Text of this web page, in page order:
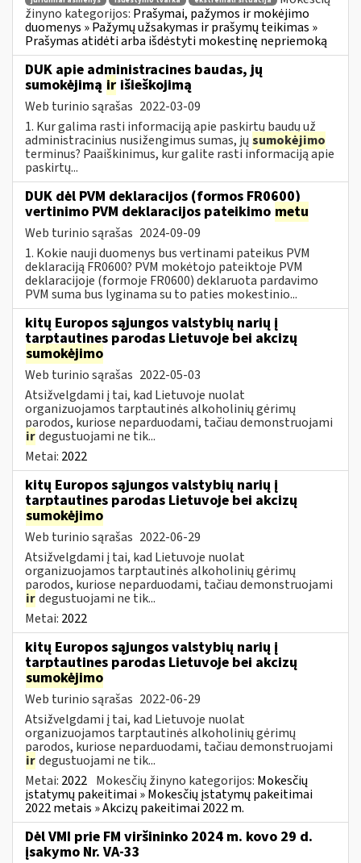
žinyno kategorijos: Prašymai, pažymos ir mokėjimo
duomenys » Pažymų užsakymas ir prašymų teikimas »
Prašymas atidėti arba išdėstyti mokestinę nepriemoką
DUK apie administracines baudas, jų
sumokėjimą ir išieškojimą
Web turinio sąrašas 2022-03-09
1. Kur galima rasti informaciją apie paskirtų baudų už
administracinius nusižengimus sumas, jų sumokėjimo
terminus? Paaiškinimus, kur galite rasti informaciją apie
paskirtų...
DUK dėl PVM deklaracijos (formos FR0600)
vertinimo PVM deklaracijos pateikimo metu
Web turinio sąrašas 2024-09-09
1. Kokie nauji duomenys bus vertinami pateikus PVM
deklaraciją FR0600? PVM mokėtojo pateiktoje PVM
deklaracijoje (formoje FR0600) deklaruota pardavimo
PVM suma bus lyginama su to paties mokestinio...
kitų Europos sąjungos valstybių narių į
tarptautines parodas Lietuvoje bei akcizų
sumokėjimo
Web turinio sąrašas 2022-05-03
Atsižvelgdami į tai, kad Lietuvoje nuolat
organizuojamos tarptautinės alkoholinių gėrimų
parodos, kuriose neparduodami, tačiau demonstruojami
irdegustuojami ne tik...
Metai: 2022
kitų Europos sąjungos valstybių narių į
tarptautines parodas Lietuvoje bei akcizų
sumokėjimo
Web turinio sąrašas 2022-06-29
Atsižvelgdami į tai, kad Lietuvoje nuolat
organizuojamos tarptautinės alkoholinių gėrimų
parodos, kuriose neparduodami, tačiau demonstruojami
irdegustuojami ne tik...
Metai: 2022
kitų Europos sąjungos valstybių narių į
tarptautines parodas Lietuvoje bei akcizų
sumokėjimo
Web turinio sąrašas 2022-06-29
Atsižvelgdami į tai, kad Lietuvoje nuolat
organizuojamos tarptautinės alkoholinių gėrimų
parodos, kuriose neparduodami, tačiau demonstruojami
irdegustuojami ne tik...
Metai: 2022 Mokesčių žinyno kategorijos: Mokesčių
įstatymų pakeitimai » Mokesčių įstatymų pakeitimai
2022 metais » Akcizų pakeitimai 2022 m.
Dėl VMI prie FM viršininko 2024 m. kovo 29 d.
įsakymo Nr. VA-33